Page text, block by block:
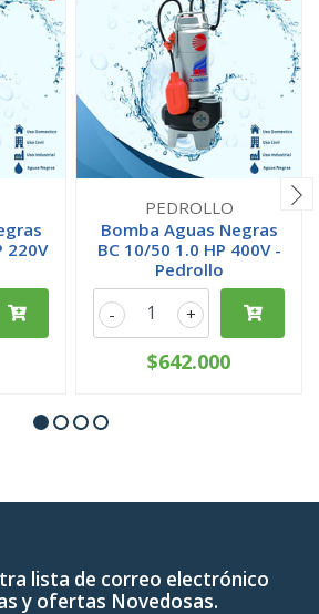
220V
PEDROLLO
Bomba Aguas Negras
BC 10/50 1.0 HP 400V -
Pedrollo
+
-
$642.000
lista de correo electrónico
y ofertas Novedosas.